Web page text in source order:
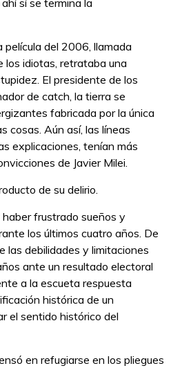
sí se termina la
del 2006, llamada
los idiotas, retrataba una
El presidente de los
de catch, la tierra se
fabricada por la única
cosas. Aún así, las líneas
explicaciones, tenían más
de Javier Milei.
de su delirio.
frustrado sueños y
los últimos cuatro años. De
las debilidades y limitaciones
ante un resultado electoral
a la escueta respuesta
histórica de un
el sentido histórico del
en refugiarse en los pliegues